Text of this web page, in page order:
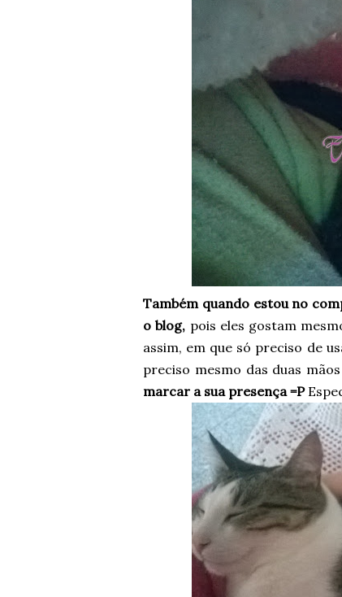
Também quando estou no
o blog, pois eles gostam
assim, em que só preciso de
preciso mesmo das duas
marcar a sua presença =P